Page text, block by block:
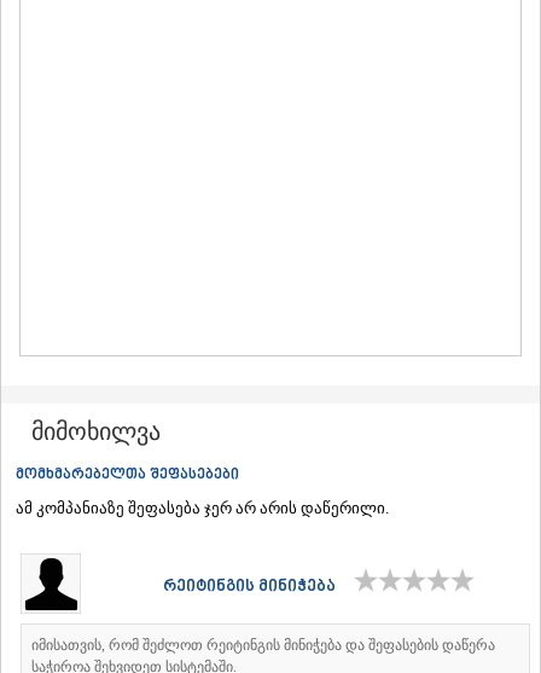
ᲖᲣᲒᲓᲘᲓᲘ
ᲛᲐᲠᲢᲕᲘᲚᲘ
ᲛᲔᲡᲢᲘᲐ
ᲡᲔᲜᲐᲙᲘ
ᲬᲐᲚᲔᲜᲯᲘᲮᲐ
ᲮᲝᲑᲘ
ᲐᲜᲐᲙᲚᲘᲐ
ᲯᲕᲐᲠᲘ
ᲡᲐᲛᲪᲮᲔ–ᲯᲐᲕᲐᲮᲔᲗᲘ
მიმოხილვა
მომხმარებელთა შეფასებები
ამ კომპანიაზე შეფასება ჯერ არ არის დაწერილი.
რეიტინგის მინიჭება
იმისათვის, რომ შეძლოთ რეიტინგის მინიჭება და შეფასების დაწერა
საჭიროა შეხვიდეთ სისტემაში.